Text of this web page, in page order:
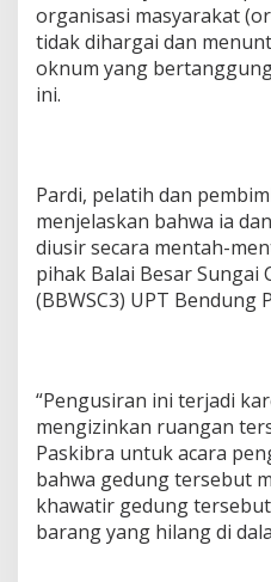
organisasi masyarakat
tidak dihargai dan
oknum yang
ini.
Pardi, pelatih dan
menjelaskan bahwa ia
diusir secara mentah-
pihak Balai Besar Sungai
(BBWSC3) UPT Bendung
“Pengusiran ini terjadi
mengizinkan ruangan
Paskibra untuk acara
bahwa gedung tersebut
khawatir gedung
barang yang hilang di